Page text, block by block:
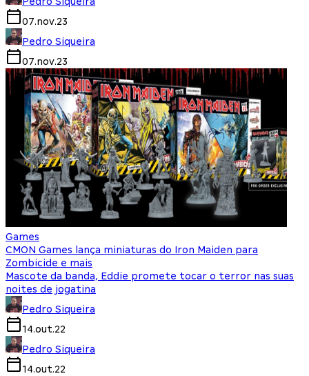
07.nov.23
Pedro Siqueira
07.nov.23
Games
CMON Games lança miniaturas do Iron Maiden para
Zombicide e mais
Mascote da banda, Eddie promete tocar o terror nas suas
noites de jogatina
Pedro Siqueira
14.out.22
Pedro Siqueira
14.out.22